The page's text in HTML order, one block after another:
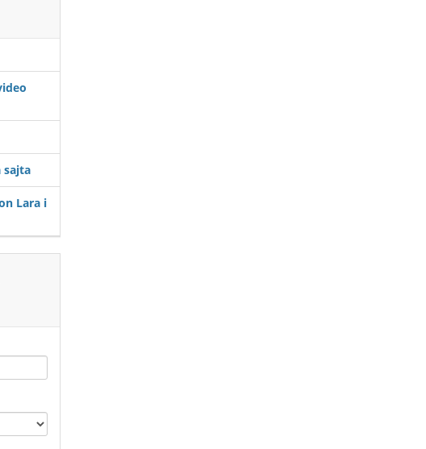
sajta
Lara i